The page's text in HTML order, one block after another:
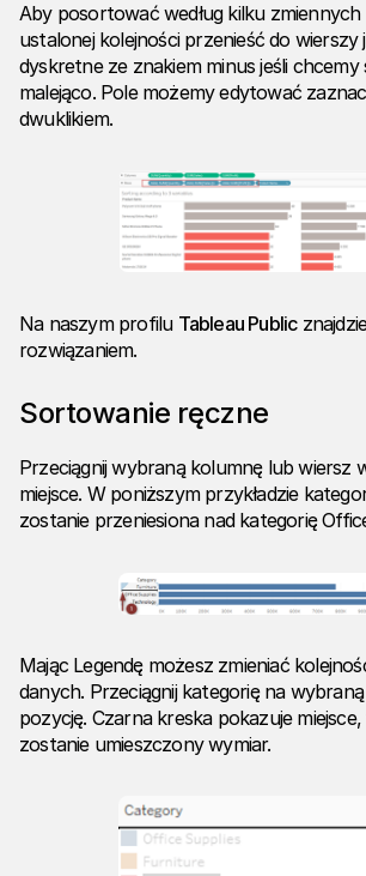
Aby posortować według kilku zmiennych
ustalonej kolejności przenieść do wierszy
dyskretne ze znakiem minus jeśli
malejąco. Pole możemy edytować
dwuklikiem.
Na naszym profilu Tableau Public
rozwiązaniem.
Sortowanie ręczne
Przeciągnij wybraną kolumnę lub wiersz
miejsce. W poniższym przykładzie
zostanie przeniesiona nad kategorię
Mając Legendę możesz zmieniać
danych. Przeciągnij kategorię na
pozycję. Czarna kreska pokazuje
zostanie umieszczony wymiar.